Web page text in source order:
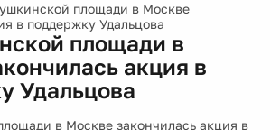
площади в Москве
в поддержку Удальцова
площади в
акция в
Удальцова
в Москве закончилась акция в